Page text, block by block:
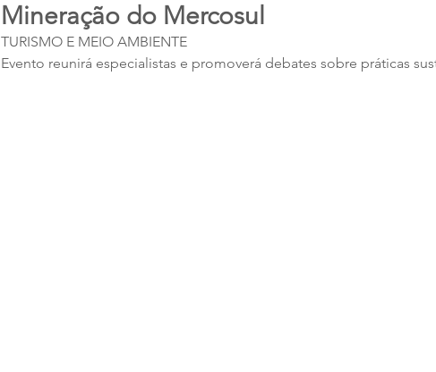
Mineração do Mercosul
TURISMO E MEIO AMBIENTE
Evento reunirá especialistas e promoverá debates sobre práticas